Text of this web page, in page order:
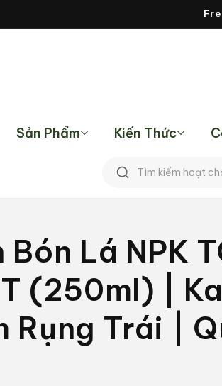
Sản Phẩm Kiến Thức
Tìm
Bón Lá NPK
(250ml) |
Rụng Trái |